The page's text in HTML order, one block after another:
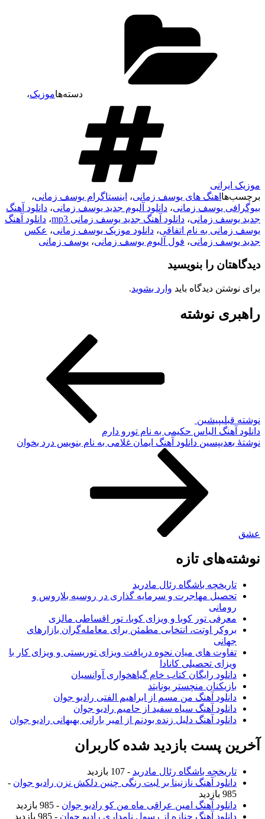
دسته‌هاموزیک،
موزیک ایرانی
برچسب‌ها اهنگ های یوسف زمانی، اینستاگرام یوسف زمانی،
بیوگرافی یوسف زمانی، دانلود آلبوم جدید یوسف زمانی، دانلود آهنگ
جدید یوسف زمانی، دانلود آهنگ جدید یوسف زمانی mp3 ، دانلود آهنگ
یوسف زمانی به نام اتفاقی، دانلود موزیک یوسف زمانی، عکس
جدید یوسف زمانی، فول آلبوم یوسف زمانی، یوسف زمانی
دیدگاهتان را بنویسید
برای نوشتن دیدگاه باید وارد بشوید.
راهبری نوشته
نوشته قبلیپیشین
دانلود آهنگ الیاس حکیمی به نام تورو دارم
نوشته‌ٔ بعدیپسین دانلود آهنگ ایمان غلامی به نام بنویس درد بخوان
عشق
نوشته‌های تازه
تاریخچه باشگاه رئال مادرید
تحصیل مهاجرت و سرمایه گذاری در روسیه بلاروس و
رومانی
معرفی تور کوبا و ویزای کوبا، تور اقساطی مالزی
بروکر اوتت، انتخابی مطمئن برای معامله‌گران بازارهای
جهانی
تفاوت های میان نحوه دریافت ویزای توریستی و ویزای کار با
ویزای تحصیلی کانادا
دانلود رایگان کتاب خام گیاهخواری آوانسیان
بازیکنان منچستر یونایتد
دانلود آهنگ من مسم از ابراهیم الفتی رادیو جوان
دانلود آهنگ سیاه سفید از حامیم رادیو جوان
دانلود آهنگ دلیل زنده بودنم از امیر بارانی بهبهانی رادیو جوان
آخرین پست بازدید شده کاربران
تاریخچه باشگاه رئال مادرید - 107 بازدید
دانلود آهنگ نازنینا بر لبت رنگی چنین دلکش نزن رادیو جوان -
985 بازدید
دانلود آهنگ امین عراقی ماه من کو رادیو جوان - 985 بازدید
دانلود آهنگ جنازه از رسول نامداری رادیو جوان - 985 بازدید